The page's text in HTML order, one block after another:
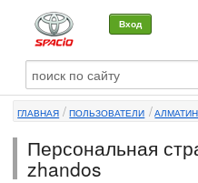
Вход
О машине
Автоклуб
Форумы
ГЛАВНАЯ ПОЛЬЗОВАТЕЛИ
Персональная
zhandos